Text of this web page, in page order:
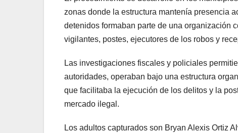
zonas donde la estructura mantenía presencia
detenidos formaban parte de una organización
vigilantes, postes, ejecutores de los robos y
Las investigaciones fiscales y policiales
autoridades, operaban bajo una estructura
que facilitaba la ejecución de los delitos y la
mercado ilegal.
Los adultos capturados son Bryan Alexis Ortiz